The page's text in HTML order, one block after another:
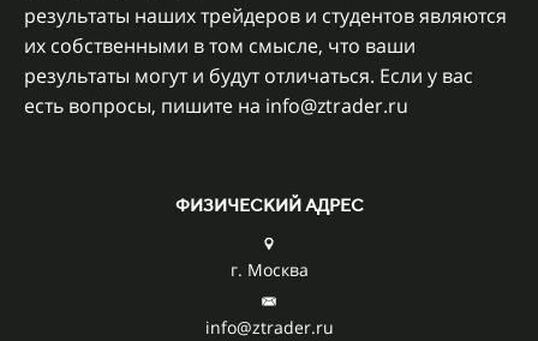
результаты наших трейдеров и студентов являются
их собственными в том смысле, что ваши
результаты могут и будут отличаться. Если у вас
есть вопросы, пишите на info@ztrader.ru
ФИЗИЧЕСКИЙ АДРЕС
г. Москва
info@ztrader.ru